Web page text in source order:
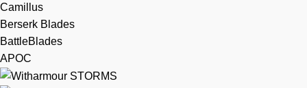
Camillus
Berserk Blades
BattleBlades
APOC